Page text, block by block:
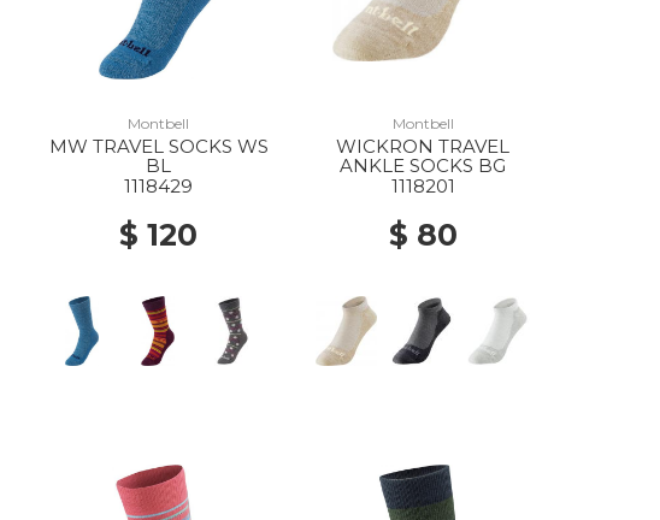
Montbell
MW TRAVEL SOCKS WS
BL
1118429
$ 120
Montbell
WICKRON TRAVEL
ANKLE SOCKS BG
1118201
$ 80